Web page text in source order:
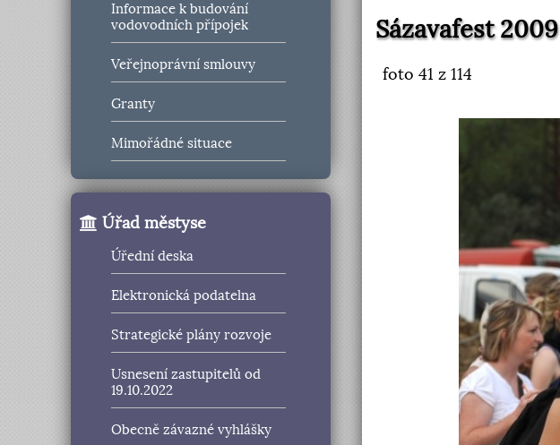
Informace k budování
vodovodních přípojek
Veřejnoprávní smlouvy
Granty
Mimořádné situace
Úřad městyse
Úřední deska
Elektronická podatelna
Strategické plány rozvoje
Usnesení zastupitelů od
19.10.2022
Obecně závazné vyhlášky
Sázavafest 2009
foto41 z 114